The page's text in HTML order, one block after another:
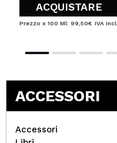
ACQUISTARE
Prezzo x 100 Ml: 99,50€ IVA Incl.
ACCESSORI
Accessori